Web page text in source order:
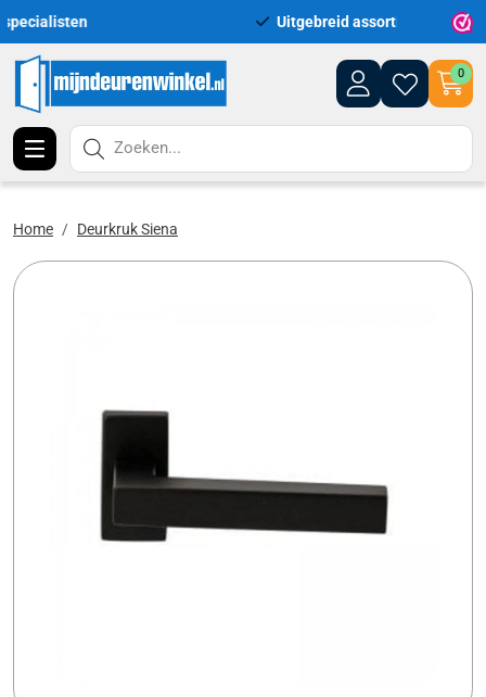
Uitgebreid assortiment uit voorraad leverbaar
0
Zoeken...
Home Deurkruk Siena